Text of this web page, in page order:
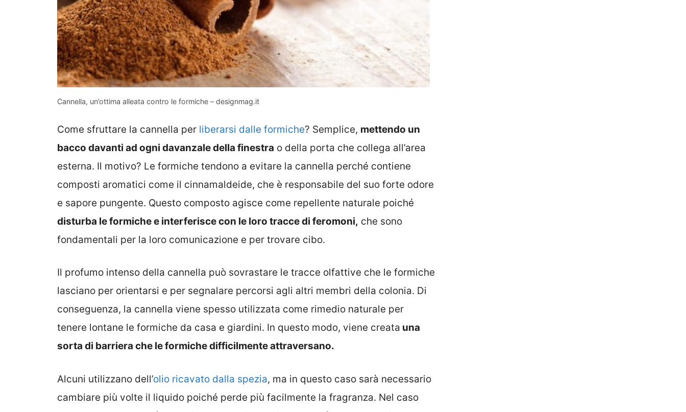
Cannella, un’ottima alleata contro le formiche – designmag.it
Come sfruttare la cannella per liberarsi dalle formiche? Semplice, mettendo un
bacco davanti ad ogni davanzale della finestra o della porta che collega all’area
esterna. Il motivo? Le formiche tendono a evitare la cannella perché contiene
composti aromatici come il cinnamaldeide, che è responsabile del suo forte odore
e sapore pungente. Questo composto agisce come repellente naturale poiché
disturba le formiche e interferisce con le loro tracce di feromoni, che sono
fondamentali per la loro comunicazione e per trovare cibo.
Il profumo intenso della cannella può sovrastare le tracce olfattive che le formiche
lasciano per orientarsi e per segnalare percorsi agli altri membri della colonia. Di
conseguenza, la cannella viene spesso utilizzata come rimedio naturale per
tenere lontane le formiche da casa e giardini. In questo modo, viene creata una
sorta di barriera che le formiche difficilmente attraversano.
Alcuni utilizzano dell’olio ricavato dalla spezia, ma in questo caso sarà necessario
cambiare più volte il liquido poiché perde più facilmente la fragranza. Nel caso